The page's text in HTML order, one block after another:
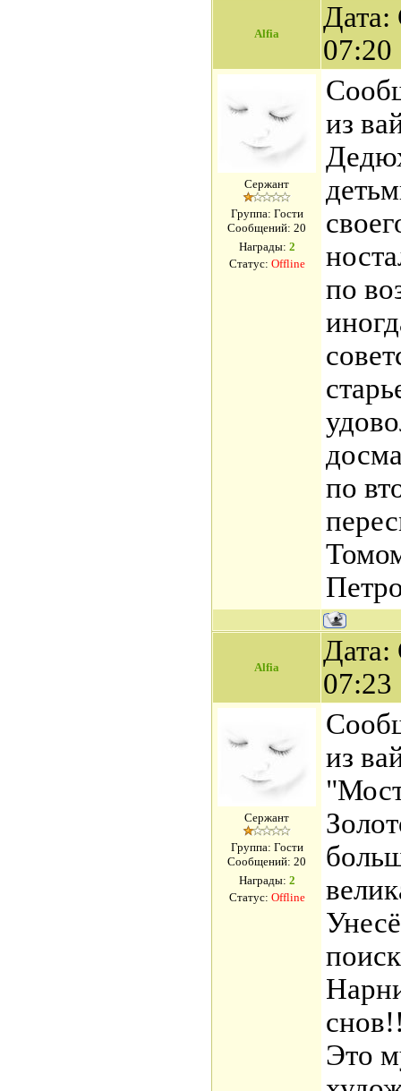
Alfia
Дата:
Сержант
Группа: Гости
Сообщений: 20
Награды: 2
Статус: Offline
из
по
по
Alfia
Дата:
Сержант
Группа: Гости
Сообщений: 20
Награды: 2
Статус: Offline
из
Это